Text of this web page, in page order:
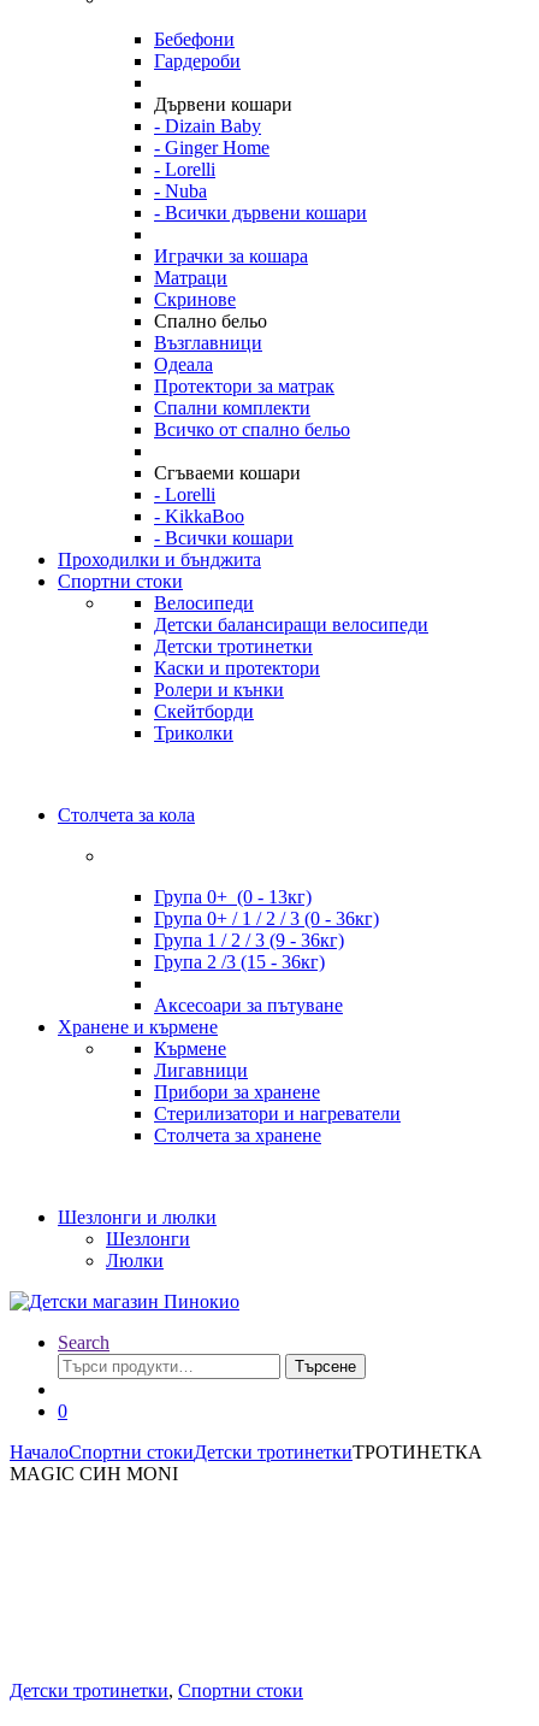
Бебефони
Гардероби
Дървени кошари
- Dizain Baby
- Ginger Home
- Lorelli
- Nuba
- Всички дървени кошари
Играчки за кошара
Матраци
Скринове
Спално бельо
Възглавници
Одеала
Протектори за матрак
Спални комплекти
Всичко от спално бельо
Сгъваеми кошари
- Lorelli
- KikkaBoo
- Всички кошари
Проходилки и бънджита
Спортни стоки
Велосипеди
Детски балансиращи велосипеди
Детски тротинетки
Каски и протектори
Ролери и кънки
Скейтборди
Триколки
Столчета за кола
Група 0+ (0 - 13кг)
Група 0+ / 1 / 2 / 3 (0 - 36кг)
Група 1 / 2 / 3 (9 - 36кг)
Група 2 /3 (15 - 36кг)
Аксесоари за пътуване
Хранене и кърмене
Кърмене
Лигавници
Прибори за хранене
Стерилизатори и нагреватели
Столчета за хранене
Шезлонги и люлки
Шезлонги
Люлки
Search
Търсене
за:
Търсене
0
НачалоСпортни стокиДетски тротинеткиТРОТИНЕТКА
MAGIC СИН MONI
Детски тротинетки, Спортни стоки